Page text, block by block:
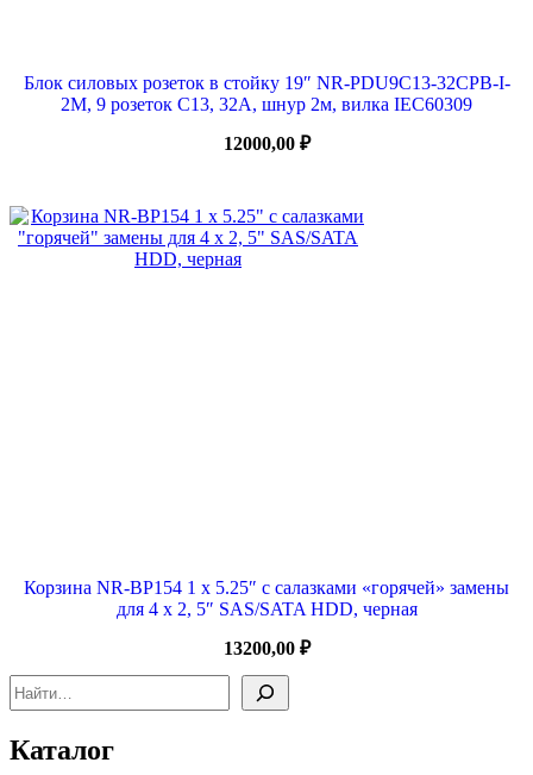
Блок силовых розеток в стойку 19″ NR-PDU9C13-32CPB-I-
2M, 9 розеток C13, 32А, шнур 2м, вилка IEC60309
12000,00 ₽
Корзина NR-BP154 1 x 5.25″ с салазками «горячей» замены
для 4 х 2, 5″ SAS/SATA HDD, черная
13200,00 ₽
Поиск
Каталог